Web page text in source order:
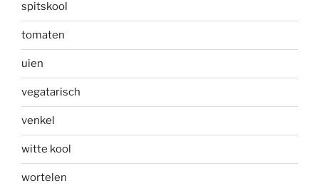
spitskool
tomaten
uien
vegatarisch
venkel
witte kool
wortelen